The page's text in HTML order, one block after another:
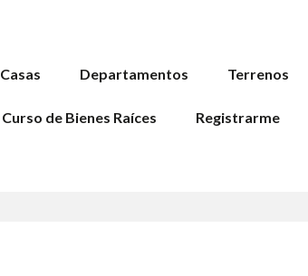
Casas Departamentos Terrenos
Curso de Bienes Raíces Registrarme